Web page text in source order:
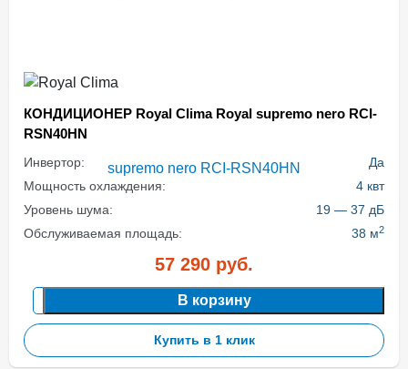
КОНДИЦИОНЕР Royal Clima Royal supremo nero RCI-
RSN40HN
Инвертор:
Да
Мощность охлаждения:
4 квт
Уровень шума:
19 — 37 дБ
Обслуживаемая площадь:
38 м2
57 290 руб.
В корзину
Купить в 1 клик